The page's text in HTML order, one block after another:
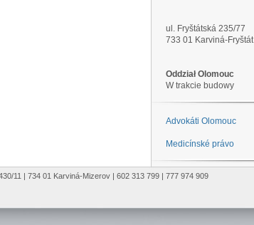
ul. Fryštátská 235/77
733 01 Karviná-Fryštát
Oddział Olomouc
W trakcie budowy
Advokáti Olomouc
Medicínské právo
11 | 734 01 Karviná-Mizerov | 602 313 799 | 777 974 909